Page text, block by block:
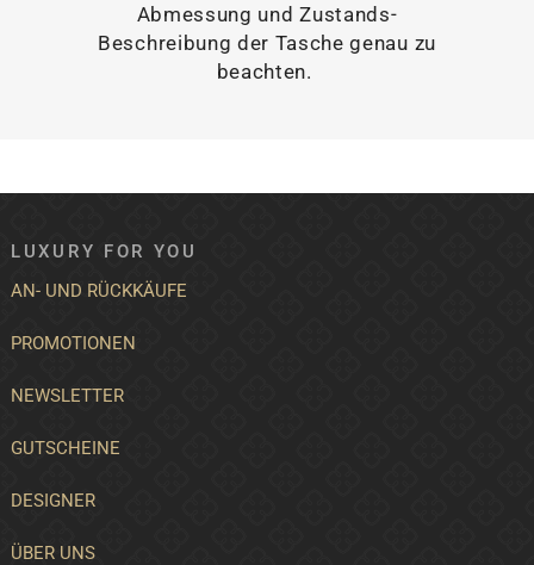
Abmessung und Zustands-
Beschreibung der Tasche genau zu
beachten.
LUXURY FOR YOU
AN- UND RÜCKKÄUFE
PROMOTIONEN
NEWSLETTER
GUTSCHEINE
DESIGNER
ÜBER UNS